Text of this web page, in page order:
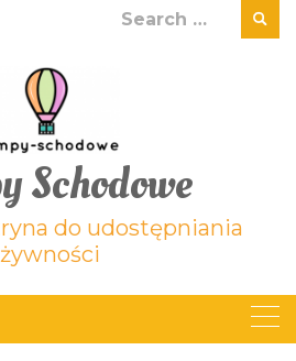
Search
Schodowe
do udostępniania
żywności